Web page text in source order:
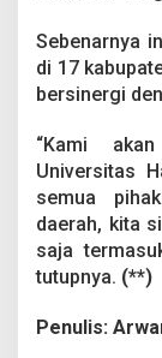
Sebenarnya
di 17
bersinergi
“Kami
Universitas
semua
daerah, kita
saja
tutupnya. (**)
Penulis: